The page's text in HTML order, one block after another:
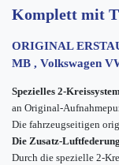
Komplett mit
ORIGINAL
MB , Volkswagen
Spezielles 2-
an Original-
Die fahrzeugseitigen
Die Zusatz-
Durch die spezielle 2-